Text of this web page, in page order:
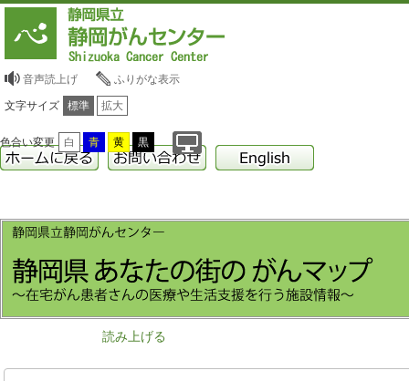
音声読上げ ふりがな表示
文字サイズ 標準 拡大
色合い変更 白 青 黄 黒
読み上げる